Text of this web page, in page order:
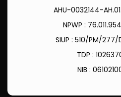
AHU-0032144-
NPWP :
SIUP : 510/PM/277/
TDP :
NIB :